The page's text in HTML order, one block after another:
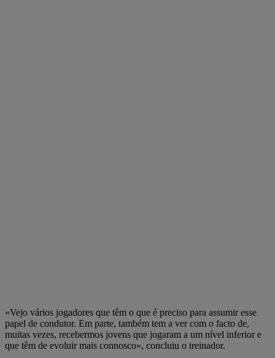
«Vejo vários jogadores que têm o que é preciso para assumir esse
papel de condutor. Em parte, também tem a ver com o facto de,
muitas vezes, recebermos jovens que jogaram a um nível inferior e
que têm de evoluir mais connosco», concluiu o treinador.